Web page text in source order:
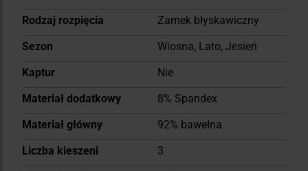
Rodzaj rozpięcia
Zamek błyskawiczny
Sezon
Wiosna, Lato, Jesień
Kaptur
Nie
Materiał dodatkowy
8% Spandex
Materiał główny
92% bawełna
Liczba kieszeni
3